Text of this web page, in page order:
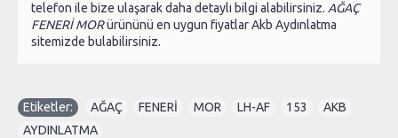
telefon ile bize ulaşarak daha detaylı bilgi alabilirsiniz. AĞAÇ
FENERİ MORürününü en uygun fiyatlar Akb Aydınlatma
sitemizde bulabilirsiniz.
Etiketler: AĞAÇ FENERİ MOR LH-AF 153 AKB
AYDINLATMA